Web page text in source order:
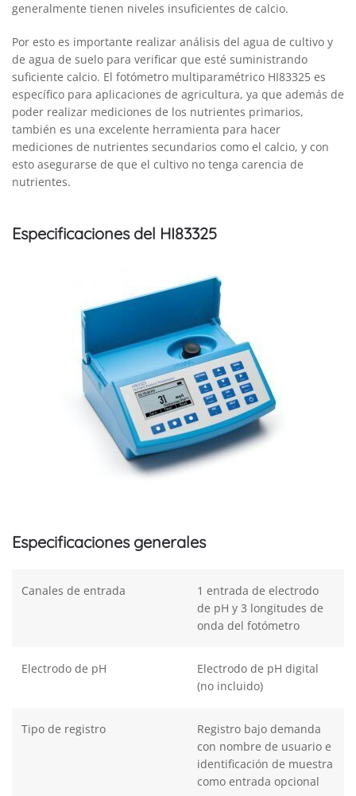
generalmente tienen niveles insuficientes de calcio.
Por esto es importante realizar análisis del agua de cultivo y
de agua de suelo para verificar que esté suministrando
suficiente calcio. El fotómetro multiparamétrico HI83325 es
específico para aplicaciones de agricultura, ya que además de
poder realizar mediciones de los nutrientes primarios,
también es una excelente herramienta para hacer
mediciones de nutrientes secundarios como el calcio, y con
esto asegurarse de que el cultivo no tenga carencia de
nutrientes.
Especificaciones del HI83325
Especificaciones generales
Canales de entrada
1 entrada de electrodo
de pH y 3 longitudes de
onda del fotómetro
Electrodo de pH
Electrodo de pH digital
(no incluido)
Tipo de registro
Registro bajo demanda
con nombre de usuario e
identificación de muestra
como entrada opcional